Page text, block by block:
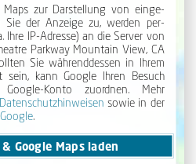
zur Dar­stellung von ein­ge­
Sie der An­zeige zu, werden per­
Ihre IP-Adresse) an die Server von
Park­way Mount­ain View, CA
Sie während­dessen in Ihrem
sein, kann Google Ihren Besuch
Konto zuordnen. Mehr
Daten­schutz­hinweisen sowie in der
.
Google Maps laden